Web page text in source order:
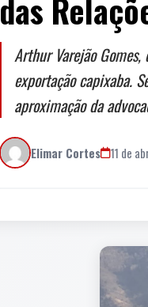
das
Arthur Varejão
exportação capixaba.
aproximação da
Elimar Cortes 11 de